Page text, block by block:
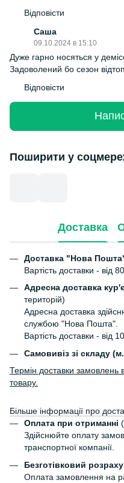
Відповісти
Саша
09.10.2024 в 15:10
Дуже гарно носяться у
Задоволений бо сезон
Відповісти
Поширити у
Доставка
Доставка "Нова
Вартість доставки - від
Адресна доставка
територій)
Адресна доставка
службою "Нова Пошта".
Вартість доставки - від
Самовивіз зі складу
Термін доставки замовлень
товару.
Більше інформації про
Оплата при отриманні
Здійснюйте оплату
транспортної компанії.
Безготівковий
Оплата замовлення на